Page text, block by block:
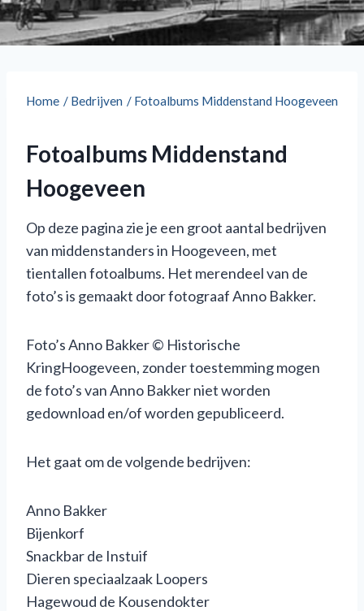
Home / Bedrijven / Fotoalbums Middenstand Hoogeveen
Fotoalbums Middenstand
Hoogeveen
Op deze pagina zie je een groot aantal bedrijven
van middenstanders in Hoogeveen, met
tientallen fotoalbums. Het merendeel van de
foto’s is gemaakt door fotograaf Anno Bakker.
Foto’s Anno Bakker © Historische
KringHoogeveen, zonder toestemming mogen
de foto’s van Anno Bakker niet worden
gedownload en/of worden gepubliceerd.
Het gaat om de volgende bedrijven:
Anno Bakker
Bijenkorf
Snackbar de Instuif
Dieren speciaalzaak Loopers
Hagewoud de Kousendokter